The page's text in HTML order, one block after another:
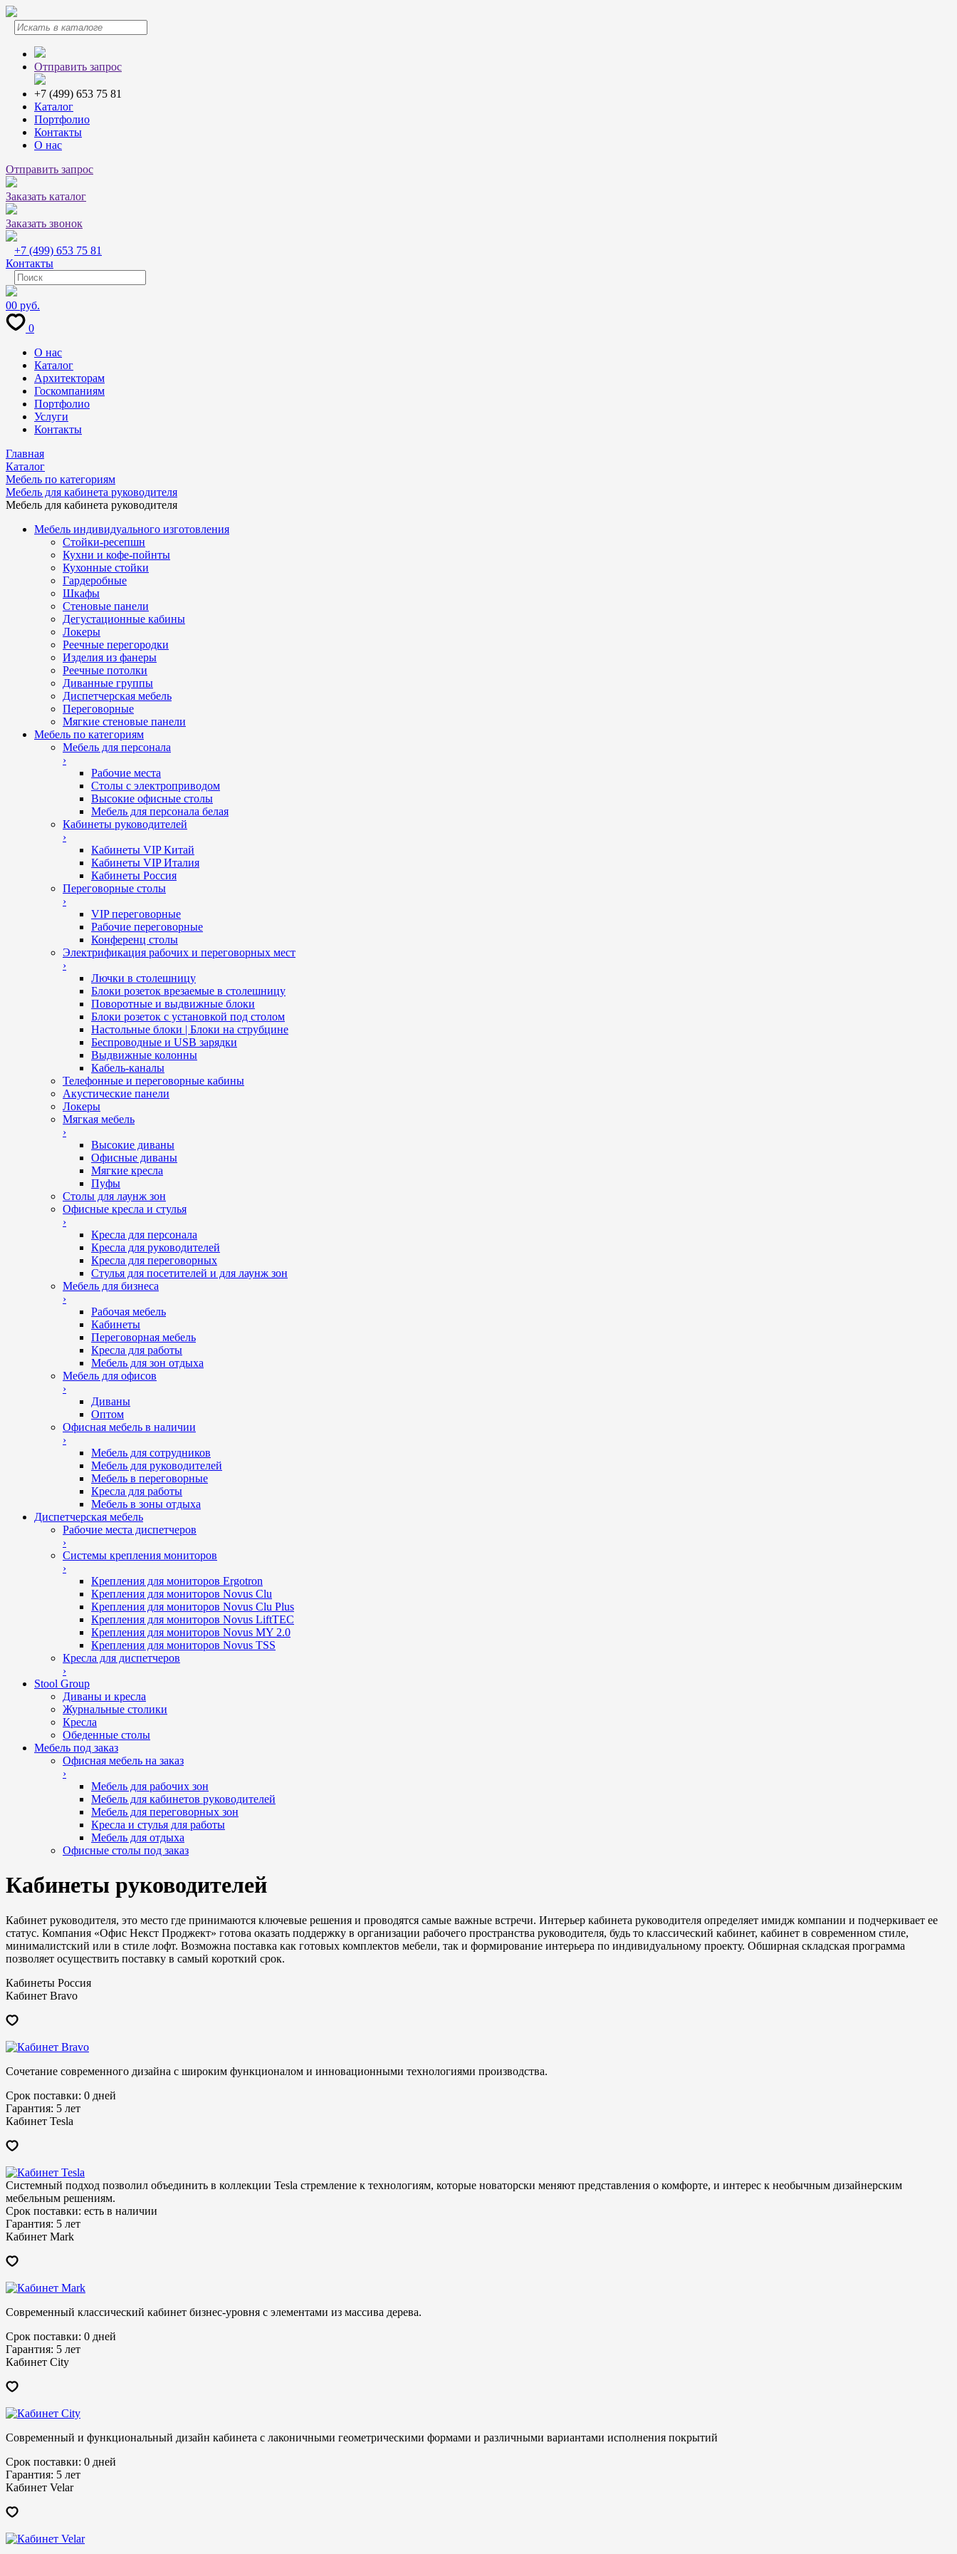
Отправить запрос
+7 (499) 653 75 81
Каталог
Портфолио
Контакты
О нас
Отправить запрос
Заказать каталог
Заказать звонок
+7 (499) 653 75 81
Контакты
00 руб.
0
О нас
Каталог
Архитекторам
Госкомпаниям
Портфолио
Услуги
Контакты
Главная
Каталог
Мебель по категориям
Мебель для кабинета руководителя
Мебель для кабинета руководителя
Мебель индивидуального изготовления
Стойки-ресепшн
Кухни и кофе-пойнты
Кухонные стойки
Гардеробные
Шкафы
Стеновые панели
Дегустационные кабины
Локеры
Реечные перегородки
Изделия из фанеры
Реечные потолки
Диванные группы
Диспетчерская мебель
Переговорные
Мягкие стеновые панели
Мебель по категориям
Мебель для персонала
›
Рабочие места
Столы с электроприводом
Высокие офисные столы
Мебель для персонала белая
Кабинеты руководителей
›
Кабинеты VIP Китай
Кабинеты VIP Италия
Кабинеты Россия
Переговорные столы
›
VIP переговорные
Рабочие переговорные
Конференц столы
Электрификация рабочих и переговорных мест
›
Лючки в столешницу
Блоки розеток врезаемые в столешницу
Поворотные и выдвижные блоки
Блоки розеток с установкой под столом
Настольные блоки | Блоки на струбцине
Беспроводные и USB зарядки
Выдвижные колонны
Кабель-каналы
Телефонные и переговорные кабины
Акустические панели
Локеры
Мягкая мебель
›
Высокие диваны
Офисные диваны
Мягкие кресла
Пуфы
Столы для лаунж зон
Офисные кресла и стулья
›
Кресла для персонала
Кресла для руководителей
Кресла для переговорных
Стулья для посетителей и для лаунж зон
Мебель для бизнеса
›
Рабочая мебель
Кабинеты
Переговорная мебель
Кресла для работы
Мебель для зон отдыха
Мебель для офисов
›
Диваны
Оптом
Офисная мебель в наличии
›
Мебель для сотрудников
Мебель для руководителей
Мебель в переговорные
Кресла для работы
Мебель в зоны отдыха
Диспетчерская мебель
Рабочие места диспетчеров
›
Системы крепления мониторов
›
Крепления для мониторов Ergotron
Крепления для мониторов Novus Clu
Крепления для мониторов Novus Clu Plus
Крепления для мониторов Novus LiftTEC
Крепления для мониторов Novus MY 2.0
Крепления для мониторов Novus TSS
Кресла для диспетчеров
›
Stool Group
Диваны и кресла
Журнальные столики
Кресла
Обеденные столы
Мебель под заказ
Офисная мебель на заказ
›
Мебель для рабочих зон
Мебель для кабинетов руководителей
Мебель для переговорных зон
Кресла и стулья для работы
Мебель для отдыха
Офисные столы под заказ
Кабинеты руководителей
Кабинет руководителя, это место где принимаются ключевые решения и проводятся самые важные встречи. Интерьер кабинета руководителя определяет имидж компании и подчеркивает ее
статус. Компания «Офис Некст Проджект» готова оказать поддержку в организации рабочего пространства руководителя, будь то классический кабинет, кабинет в современном стиле,
минималистский или в стиле лофт. Возможна поставка как готовых комплектов мебели, так и формирование интерьера по индивидуальному проекту. Обширная складская программа
позволяет осуществить поставку в самый короткий срок.
Кабинеты Россия
Кабинет Bravo
Сочетание современного дизайна с широким функционалом и инновационными технологиями производства.
Срок поставки: 0 дней
Гарантия: 5 лет
Кабинет Tesla
Системный подход позволил объединить в коллекции Tesla стремление к технологиям, которые новаторски меняют представления о комфорте, и интерес к необычным дизайнерским
мебельным решениям.
Срок поставки: есть в наличии
Гарантия: 5 лет
Кабинет Mark
Современный классический кабинет бизнес-уровня с элементами из массива дерева.
Срок поставки: 0 дней
Гарантия: 5 лет
Кабинет City
Современный и функциональный дизайн кабинета с лаконичными геометрическими формами и различными вариантами исполнения покрытий
Срок поставки: 0 дней
Гарантия: 5 лет
Кабинет Velar